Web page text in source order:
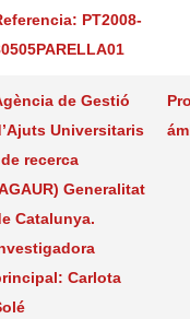
PT2008-
de Gestió
Universitaris
recerca
Generalitat
Catalunya.
Carlota